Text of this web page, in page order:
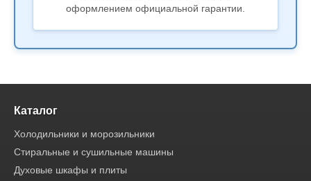
оформлением официальной гарантии.
Каталог
Холодильники и морозильники
Стиральные и сушильные машины
Духовые шкафы и плиты